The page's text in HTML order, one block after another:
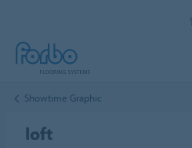
Showtime Graphic
loft